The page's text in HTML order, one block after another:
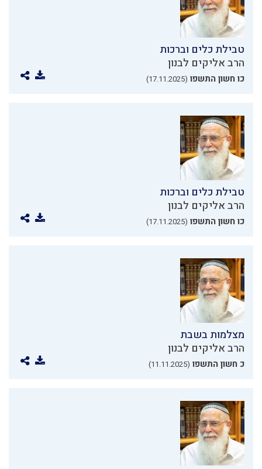
טבילת כלים וברכות
הרב אליקים לבנון
כו חשון התשפו (17.11.2025)
טבילת כלים וברכות
הרב אליקים לבנון
כו חשון התשפו (17.11.2025)
מצלמות בשבת
הרב אליקים לבנון
כ חשון התשפו (11.11.2025)